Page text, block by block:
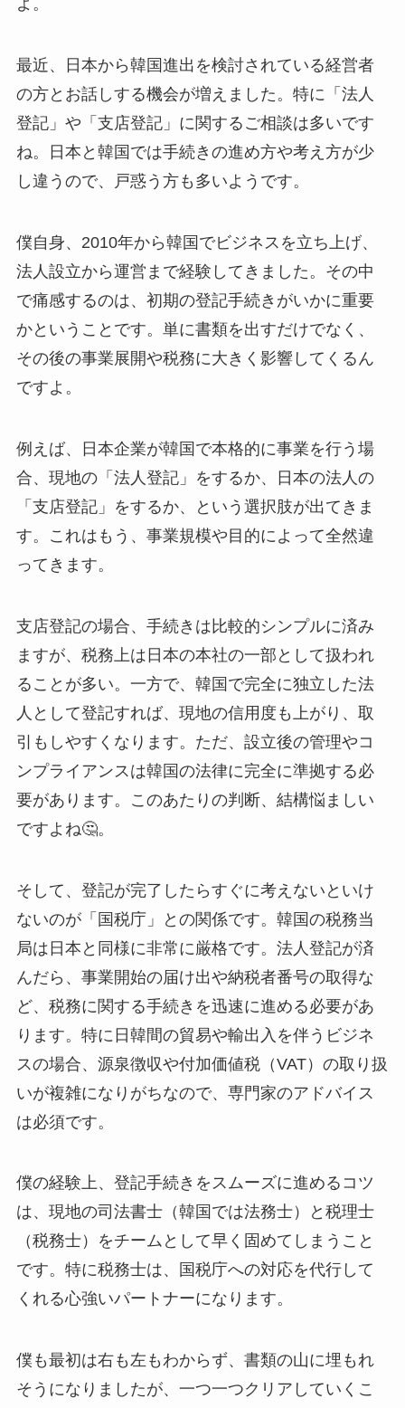
よ。
最近、日本から韓国進出を検討されている経営者
の方とお話しする機会が増えました。特に「法人
登記」や「支店登記」に関するご相談は多いです
ね。日本と韓国では手続きの進め方や考え方が少
し違うので、戸惑う方も多いようです。
僕自身、2010年から韓国でビジネスを立ち上げ、
法人設立から運営まで経験してきました。その中
で痛感するのは、初期の登記手続きがいかに重要
かということです。単に書類を出すだけでなく、
その後の事業展開や税務に大きく影響してくるん
ですよ。
例えば、日本企業が韓国で本格的に事業を行う場
合、現地の「法人登記」をするか、日本の法人の
「支店登記」をするか、という選択肢が出てきま
す。これはもう、事業規模や目的によって全然違
ってきます。
支店登記の場合、手続きは比較的シンプルに済み
ますが、税務上は日本の本社の一部として扱われ
ることが多い。一方で、韓国で完全に独立した法
人として登記すれば、現地の信用度も上がり、取
引もしやすくなります。ただ、設立後の管理やコ
ンプライアンスは韓国の法律に完全に準拠する必
要があります。このあたりの判断、結構悩ましい
ですよね🤔。
そして、登記が完了したらすぐに考えないといけ
ないのが「国税庁」との関係です。韓国の税務当
局は日本と同様に非常に厳格です。法人登記が済
んだら、事業開始の届け出や納税者番号の取得な
ど、税務に関する手続きを迅速に進める必要があ
ります。特に日韓間の貿易や輸出入を伴うビジネ
スの場合、源泉徴収や付加価値税（VAT）の取り扱
いが複雑になりがちなので、専門家のアドバイス
は必須です。
僕の経験上、登記手続きをスムーズに進めるコツ
は、現地の司法書士（韓国では法務士）と税理士
（税務士）をチームとして早く固めてしまうこと
です。特に税務士は、国税庁への対応を代行して
くれる心強いパートナーになります。
僕も最初は右も左もわからず、書類の山に埋もれ
そうになりましたが、一つ一つクリアしていくこ